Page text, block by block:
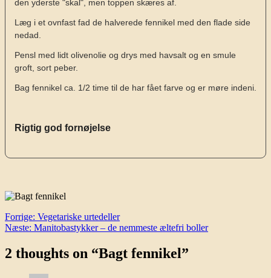
den yderste "skal", men toppen skæres af.
Læg i et ovnfast fad de halverede fennikel med den flade side
nedad.
Pensl med lidt olivenolie og drys med havsalt og en smule
groft, sort peber.
Bag fennikel ca. 1/2 time til de har fået farve og er møre indeni.
Rigtig god fornøjelse
Indlægsnavigation
Forrige: Vegetariske urtedeller
Næste: Manitobastykker – de nemmeste æltefri boller
2 thoughts on “Bagt fennikel”